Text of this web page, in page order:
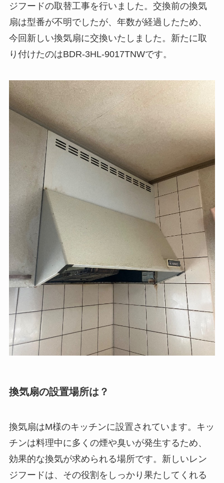
ジフードの取替工事を行いました。交換前の換気
扇は型番が不明でしたが、年数が経過したため、
今回新しい換気扇に交換いたしました。新たに取
り付けたのはBDR-3HL-9017TNWです。
換気扇の設置場所は？
換気扇はM様のキッチンに設置されています。キッ
チンは料理中に多くの煙や臭いが発生するため、
効果的な換気が求められる場所です。新しいレン
ジフードは、その役割をしっかり果たしてくれる